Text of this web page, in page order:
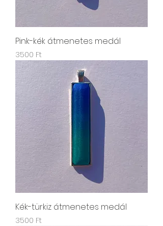
Pink-kék átmenetes medál
Ár
3500 Ft
Kék-türkiz átmenetes medál
Ár
3500 Ft